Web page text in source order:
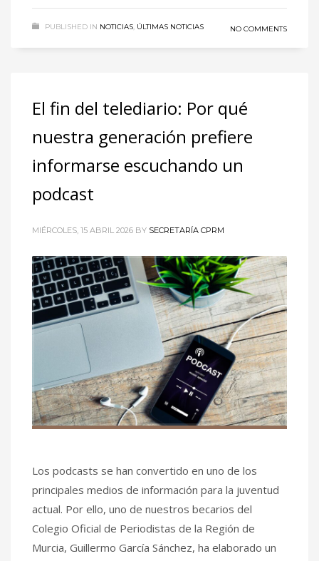
PUBLISHED IN NOTICIAS ÚLTIMAS NOTICIAS NO COMMENTS
El fin del telediario: Por qué
nuestra generación prefiere
informarse escuchando un
podcast
MIÉRCOLES, 15 ABRIL 2026 BY SECRETARÍA CPRM
Los podcasts se han convertido en uno de los
principales medios de información para la juventud
actual. Por ello, uno de nuestros becarios del
Colegio Oficial de Periodistas de la Región de
Murcia, Guillermo García Sánchez, ha elaborado un